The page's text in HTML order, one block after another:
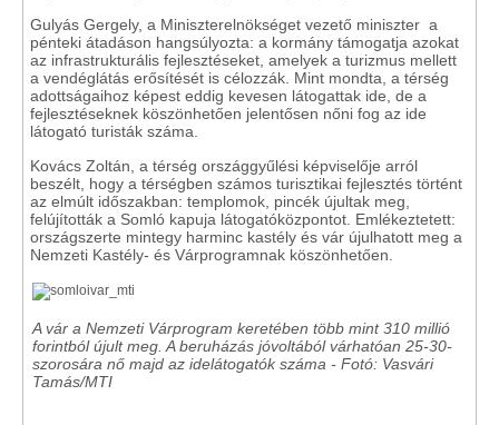
Gulyás Gergely, a Miniszterelnökséget vezető miniszter a
pénteki átadáson hangsúlyozta: a kormány támogatja azokat
az infrastrukturális fejlesztéseket, amelyek a turizmus mellett
a vendéglátás erősítését is célozzák. Mint mondta, a térség
adottságaihoz képest eddig kevesen látogattak ide, de a
fejlesztéseknek köszönhetően jelentősen nőni fog az ide
látogató turisták száma.
Kovács Zoltán, a térség országgyűlési képviselője arról
beszélt, hogy a térségben számos turisztikai fejlesztés történt
az elmúlt időszakban: templomok, pincék újultak meg,
felújították a Somló kapuja látogatóközpontot. Emlékeztetett:
országszerte mintegy harminc kastély és vár újulhatott meg a
Nemzeti Kastély- és Várprogramnak köszönhetően.
A vár a Nemzeti Várprogram keretében több mint 310 millió
forintból újult meg. A beruházás jóvoltából várhatóan 25-30-
szorosára nő majd az idelátogatók száma - Fotó: Vasvári
Tamás/MTI